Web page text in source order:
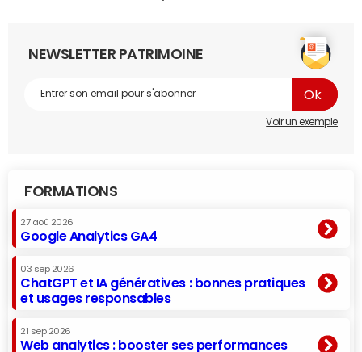
NEWSLETTER PATRIMOINE
Voir un exemple
FORMATIONS
27 aoû 2026
Google Analytics GA4
03 sep 2026
ChatGPT et IA génératives : bonnes pratiques
et usages responsables
21 sep 2026
Web analytics : booster ses performances